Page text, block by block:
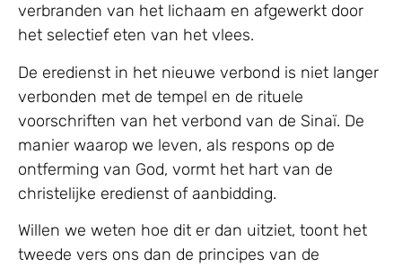
verbranden van het lichaam en afgewerkt door
het selectief eten van het vlees.
De eredienst in het nieuwe verbond is niet langer
verbonden met de tempel en de rituele
voorschriften van het verbond van de Sinaï. De
manier waarop we leven, als respons op de
ontferming van God, vormt het hart van de
christelijke eredienst of aanbidding.
Willen we weten hoe dit er dan uitziet, toont het
tweede vers ons dan de principes van de